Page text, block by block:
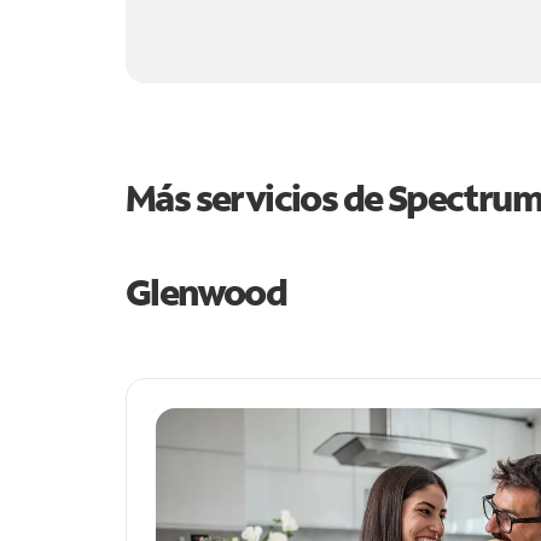
Más servicios de
Glenwood